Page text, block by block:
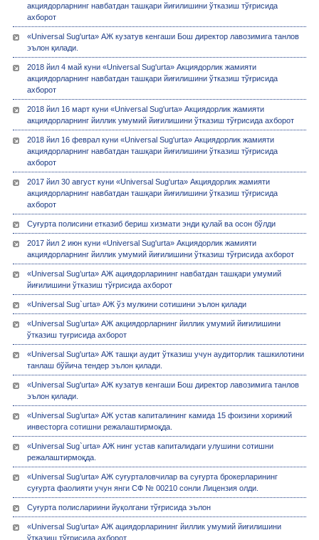
акциядорларнинг навбатдан ташқари йиғилишини ўтказиш тўғрисида
ахборот
«Universal Sug'urta» АЖ кузатув кенгаши Бош директор лавозимига танлов
эълон қилади.
2018 йил 4 май куни «Universal Sug'urta» Акциядорлик жамияти
акциядорларнинг навбатдан ташқари йиғилишини ўтказиш тўғрисида
ахборот
2018 йил 16 март куни «Universal Sug'urta» Акциядорлик жамияти
акциядорларнинг йиллик умумий йиғилишини ўтказиш тўғрисида ахборот
2018 йил 16 феврал куни «Universal Sug'urta» Акциядорлик жамияти
акциядорларнинг навбатдан ташқари йиғилишини ўтказиш тўғрисида
ахборот
2017 йил 30 август куни «Universal Sug'urta» Акциядорлик жамияти
акциядорларнинг навбатдан ташқари йиғилишини ўтказиш тўғрисида
ахборот
Суғурта полисини етказиб бериш хизмати энди қулай ва осон бўлди
2017 йил 2 июн куни «Universal Sug'urta» Акциядорлик жамияти
акциядорларнинг йиллик умумий йиғилишини ўтказиш тўғрисида ахборот
«Universal Sug’urta» АЖ ациядорларининг навбатдан ташқари умумий
йиғилишини ўтказиш тўғрисида ахборот
«Universal Sug`urta» АЖ ўз мулкини сотишини эълон қилади
«Universal Sug’urta» АЖ акциядорларнинг йиллик умумий йиғилишини
ўтказиш туғрисида ахборот
«Universal Sug'urta» АЖ ташқи аудит ўтказиш учун аудиторлик ташкилотини
танлаш бўйича тендер эълон қилади.
«Universal Sug'urta» АЖ кузатув кенгаши Бош директор лавозимига танлов
эълон қилади.
«Universal Sug’urta» АЖ устав капиталининг камида 15 фоизини хорижий
инвесторга сотишни режалаштирмоқда.
«Universal Sug`urta» АЖ нинг устав капиталидаги улушини сотишни
режалаштирмоқда.
«Univеrsal Sug’urta» АЖ суғурталовчилар ва суғурта брокерларининг
суғурта фаолияти учун янги СФ № 00210 сонли Лицензия олди.
Суғурта полислариини йуқолгани тўғрисида эълон
«Universal Sug’urta» АЖ ациядорларининг йиллик умумий йиғилишини
ўтказиш тўғрисида ахборот